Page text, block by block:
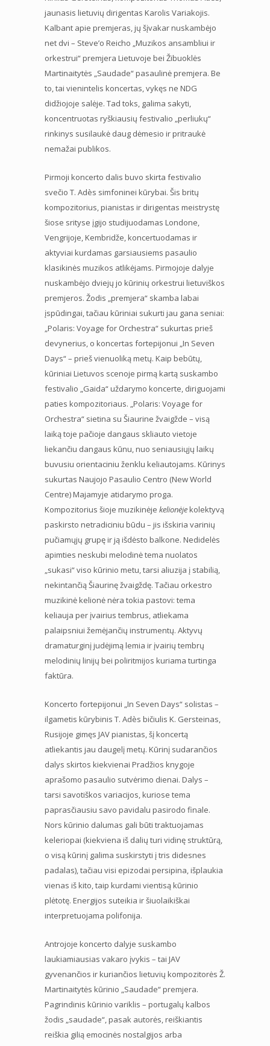
jaunasis lietuvių dirigentas Karolis Variakojis.
Kalbant apie premjeras, jų šįvakar nuskambėjo
net dvi – Steve’o Reicho „Muzikos ansambliui ir
orkestrui“ premjera Lietuvoje bei Žibuoklės
Martinaitytės „Saudade“ pasaulinė premjera. Be
to, tai vienintelis koncertas, vykęs ne NDG
didžiojoje salėje. Tad toks, galima sakyti,
koncentruotas ryškiausių festivalio „perliukų“
rinkinys susilaukė daug dėmesio ir pritraukė
nemažai publikos.
Pirmoji koncerto dalis buvo skirta festivalio
svečio T. Adès simfoninei kūrybai. Šis britų
kompozitorius, pianistas ir dirigentas meistrystę
šiose srityse įgijo studijuodamas Londone,
Vengrijoje, Kembridže, koncertuodamas ir
aktyviai kurdamas garsiausiems pasaulio
klasikinės muzikos atlikėjams. Pirmojoje dalyje
nuskambėjo dviejų jo kūrinių orkestrui lietuviškos
premjeros. Žodis „premjera“ skamba labai
įspūdingai, tačiau kūriniai sukurti jau gana seniai:
„Polaris: Voyage for Orchestra“ sukurtas prieš
devynerius, o koncertas fortepijonui „In Seven
Days“ – prieš vienuoliką metų. Kaip bebūtų,
kūriniai Lietuvos scenoje pirmą kartą suskambo
festivalio „Gaida“ uždarymo koncerte, diriguojami
paties kompozitoriaus. „Polaris: Voyage for
Orchestra“ sietina su Šiaurine žvaigžde – visą
laiką toje pačioje dangaus skliauto vietoje
liekančiu dangaus kūnu, nuo seniausiųjų laikų
buvusiu orientaciniu ženklu keliautojams. Kūrinys
sukurtas Naujojo Pasaulio Centro (New World
Centre) Majamyje atidarymo proga.
Kompozitorius šioje muzikinėje kelionėjekolektyvą
paskirsto netradiciniu būdu – jis išskiria varinių
pučiamųjų grupę ir ją išdėsto balkone. Nedidelės
apimties neskubi melodinė tema nuolatos
„sukasi“ viso kūrinio metu, tarsi aliuzija į stabilią,
nekintančią Šiaurinę žvaigždę. Tačiau orkestro
muzikinė kelionė nėra tokia pastovi: tema
keliauja per įvairius tembrus, atliekama
palaipsniui žemėjančių instrumentų. Aktyvų
dramaturginį judėjimą lemia ir įvairių tembrų
melodinių linijų bei poliritmijos kuriama turtinga
faktūra.
Koncerto fortepijonui „In Seven Days“ solistas –
ilgametis kūrybinis T. Adès bičiulis K. Gersteinas,
Rusijoje gimęs JAV pianistas, šį koncertą
atliekantis jau daugelį metų. Kūrinį sudarančios
dalys skirtos kiekvienai Pradžios knygoje
aprašomo pasaulio sutvėrimo dienai. Dalys –
tarsi savotiškos variacijos, kuriose tema
paprasčiausiu savo pavidalu pasirodo finale.
Nors kūrinio dalumas gali būti traktuojamas
keleriopai (kiekviena iš dalių turi vidinę struktūrą,
o visą kūrinį galima suskirstyti į tris didesnes
padalas), tačiau visi epizodai persipina, išplaukia
vienas iš kito, taip kurdami vientisą kūrinio
plėtotę. Energijos suteikia ir šiuolaikiškai
interpretuojama polifonija.
Antrojoje koncerto dalyje suskambo
laukiamiausias vakaro įvykis – tai JAV
gyvenančios ir kuriančios lietuvių kompozitorės Ž.
Martinaitytės kūrinio „Saudade“ premjera.
Pagrindinis kūrinio variklis – portugalų kalbos
žodis „saudade“, pasak autorės, reiškiantis
reiškia gilią emocinės nostalgijos arba